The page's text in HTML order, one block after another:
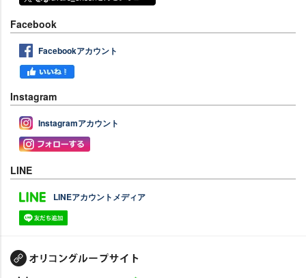
Facebook
Facebookアカウント
Instagram
Instagramアカウント
LINE
LINEアカウントメディア